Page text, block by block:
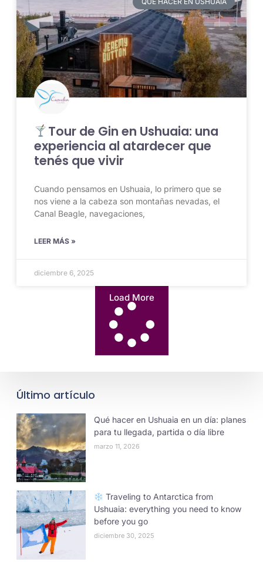
Tour de Gin en Ushuaia: una
experiencia al atardecer que
tenés que vivir
Cuando pensamos en Ushuaia, lo primero que se
nos viene a la cabeza son montañas nevadas, el
Canal Beagle, navegaciones,
LEER MÁS »
diciembre 6, 2025
Load More
Último artículo
Qué hacer en Ushuaia en un día: planes
para tu llegada, partida o día libre
marzo 11, 2026
Traveling to Antarctica from
Ushuaia: everything you need to know
before you go
diciembre 30, 2025